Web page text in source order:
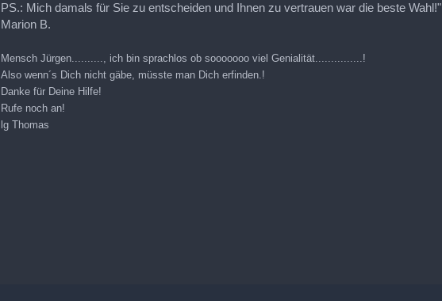
PS.: Mich damals für Sie zu entscheiden und Ihnen zu vertrauen war die beste Wahl!"
Marion B.
Mensch Jürgen.........., ich bin sprachlos ob sooooooo viel Genialität...............!
Also wenn´s Dich nicht gäbe, müsste man Dich erfinden.!
Danke für Deine Hilfe!
Rufe noch an!
lg Thomas